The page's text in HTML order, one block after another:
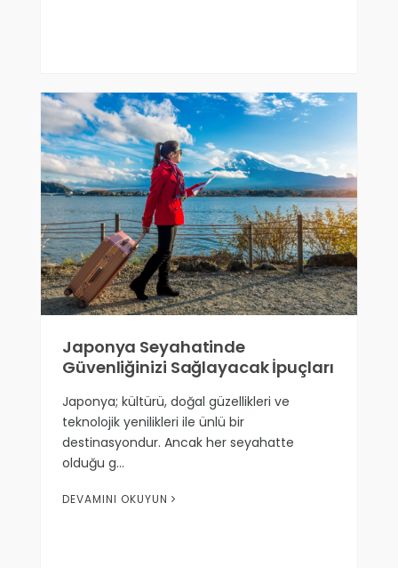
Japonya Seyahatinde
Güvenliğinizi Sağlayacak İpuçları
Japonya; kültürü, doğal güzellikleri ve
teknolojik yenilikleri ile ünlü bir
destinasyondur. Ancak her seyahatte
olduğu g…
DEVAMINI OKUYUN